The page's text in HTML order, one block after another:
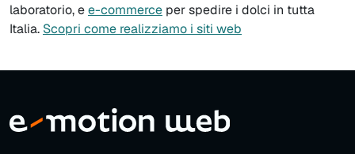
laboratorio, ee-commerce
Italia. Scopri come realizziamo i siti web